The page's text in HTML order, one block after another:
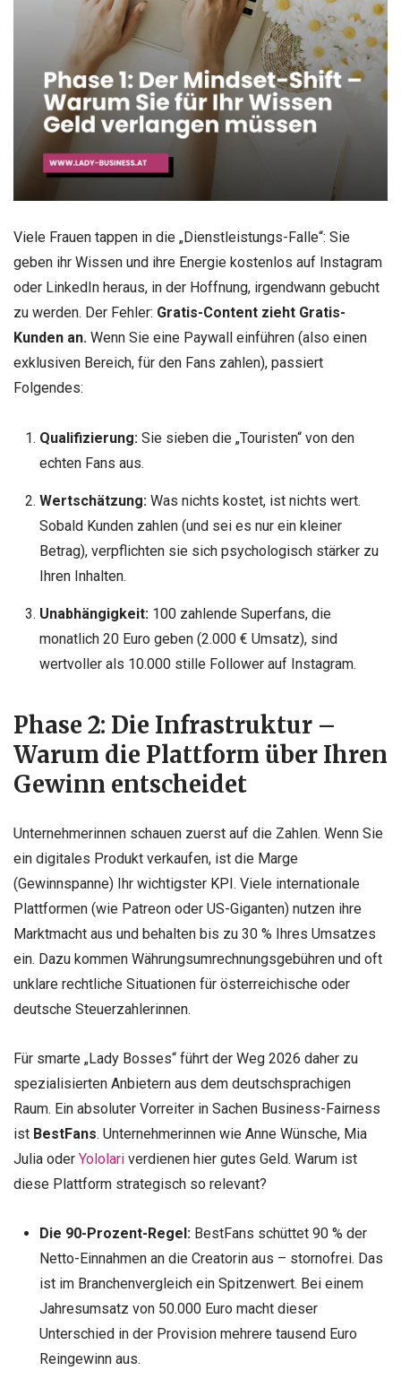
Viele Frauen tappen in die „Dienstleistungs-Falle“: Sie
geben ihr Wissen und ihre Energie kostenlos auf Instagram
oder LinkedIn heraus, in der Hoffnung, irgendwann gebucht
zu werden. Der Fehler: Gratis-Content zieht Gratis-
Kunden an. Wenn Sie eine Paywall einführen (also einen
exklusiven Bereich, für den Fans zahlen), passiert
Folgendes:
Qualifizierung:Sie sieben die „Touristen“ von den
echten Fans aus.
Wertschätzung:Was nichts kostet, ist nichts wert.
Sobald Kunden zahlen (und sei es nur ein kleiner
Betrag), verpflichten sie sich psychologisch stärker zu
Ihren Inhalten.
Unabhängigkeit:100 zahlende Superfans, die
monatlich 20 Euro geben (2.000 € Umsatz), sind
wertvoller als 10.000 stille Follower auf Instagram.
Phase 2: Die Infrastruktur –
Warum die Plattform über Ihren
Gewinn entscheidet
Unternehmerinnen schauen zuerst auf die Zahlen. Wenn Sie
ein digitales Produkt verkaufen, ist die Marge
(Gewinnspanne) Ihr wichtigster KPI. Viele internationale
Plattformen (wie Patreon oder US-Giganten) nutzen ihre
Marktmacht aus und behalten bis zu 30 % Ihres Umsatzes
ein. Dazu kommen Währungsumrechnungsgebühren und oft
unklare rechtliche Situationen für österreichische oder
deutsche Steuerzahlerinnen.
Für smarte „Lady Bosses“ führt der Weg 2026 daher zu
spezialisierten Anbietern aus dem deutschsprachigen
Raum. Ein absoluter Vorreiter in Sachen Business-Fairness
ist BestFans. Unternehmerinnen wie Anne Wünsche, Mia
Julia oder Yololari verdienen hier gutes Geld. Warum ist
diese Plattform strategisch so relevant?
Die 90-Prozent-Regel:BestFans schüttet 90 % der
Netto-Einnahmen an die Creatorin aus – stornofrei. Das
ist im Branchenvergleich ein Spitzenwert. Bei einem
Jahresumsatz von 50.000 Euro macht dieser
Unterschied in der Provision mehrere tausend Euro
Reingewinn aus.